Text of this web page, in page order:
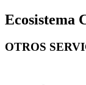
Ecosistema
OTROS